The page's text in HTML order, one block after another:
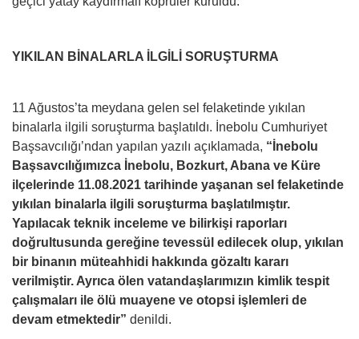
YIKILAN BİNALARLA İLGİLİ SORUŞTURMA
11 Ağustos’ta meydana gelen sel felaketinde yıkılan
binalarla ilgili soruşturma başlatıldı. İnebolu Cumhuriyet
Başsavcılığı’ndan yapılan yazılı açıklamada, “İnebolu
Başsavcılığımızca İnebolu, Bozkurt, Abana ve Küre
ilçelerinde 11.08.2021 tarihinde yaşanan sel felaketinde
yıkılan binalarla ilgili soruşturma başlatılmıştır.
Yapılacak teknik inceleme ve bilirkişi raporları
doğrultusunda gereğine tevessül edilecek olup, yıkılan
bir binanın müteahhidi hakkında gözaltı kararı
verilmiştir. Ayrıca ölen vatandaşlarımızın kimlik tespit
çalışmaları ile ölü muayene ve otopsi işlemleri de
devam etmektedir” denildi.